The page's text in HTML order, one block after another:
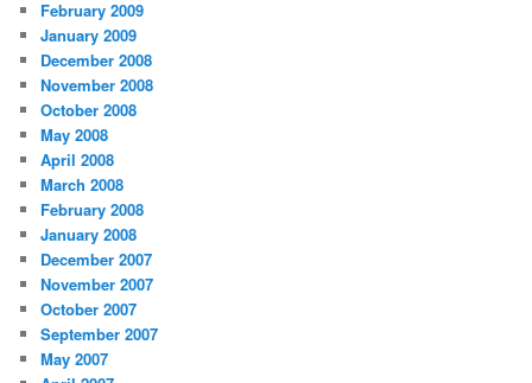
February 2009
January 2009
December 2008
November 2008
October 2008
May 2008
April 2008
March 2008
February 2008
January 2008
December 2007
November 2007
October 2007
September 2007
May 2007